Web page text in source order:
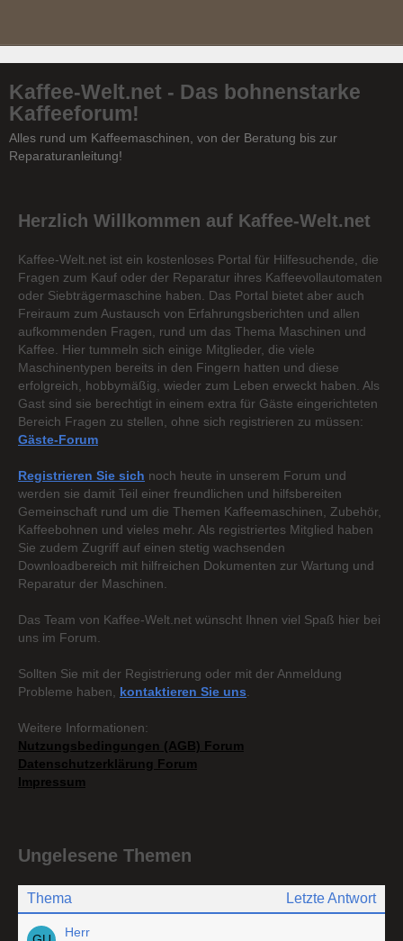
Kaffee-Welt.net - Das bohnenstarke
Kaffeeforum!
Alles rund um Kaffeemaschinen, von der Beratung bis zur
Reparaturanleitung!
Herzlich Willkommen auf Kaffee-Welt.net
Kaffee-Welt.net ist ein kostenloses Portal für Hilfesuchende, die
Fragen zum Kauf oder der Reparatur ihres Kaffeevollautomaten
oder Siebträgermaschine haben. Das Portal bietet aber auch
Freiraum zum Austausch von Erfahrungsberichten und allen
aufkommenden Fragen, rund um das Thema Maschinen und
Kaffee. Hier tummeln sich einige Mitglieder, die viele
Maschinentypen bereits in den Fingern hatten und diese
erfolgreich, hobbymäßig, wieder zum Leben erweckt haben. Als
Gast sind sie berechtigt in einem extra für Gäste eingerichteten
Bereich Fragen zu stellen, ohne sich registrieren zu müssen:
Gäste-Forum
Registrieren Sie sich noch heute in unserem Forum und
werden sie damit Teil einer freundlichen und hilfsbereiten
Gemeinschaft rund um die Themen Kaffeemaschinen, Zubehör,
Kaffeebohnen und vieles mehr. Als registriertes Mitglied haben
Sie zudem Zugriff auf einen stetig wachsenden
Downloadbereich mit hilfreichen Dokumenten zur Wartung und
Reparatur der Maschinen.
Das Team von Kaffee-Welt.net wünscht Ihnen viel Spaß hier bei
uns im Forum.
Sollten Sie mit der Registrierung oder mit der Anmeldung
Probleme haben, kontaktieren Sie uns
Weitere Informationen:
Nutzungsbedingungen (AGB) Forum
Datenschutzerklärung Forum
Impressum
Ungelesene Themen
Thema Letzte Antwort
Herr